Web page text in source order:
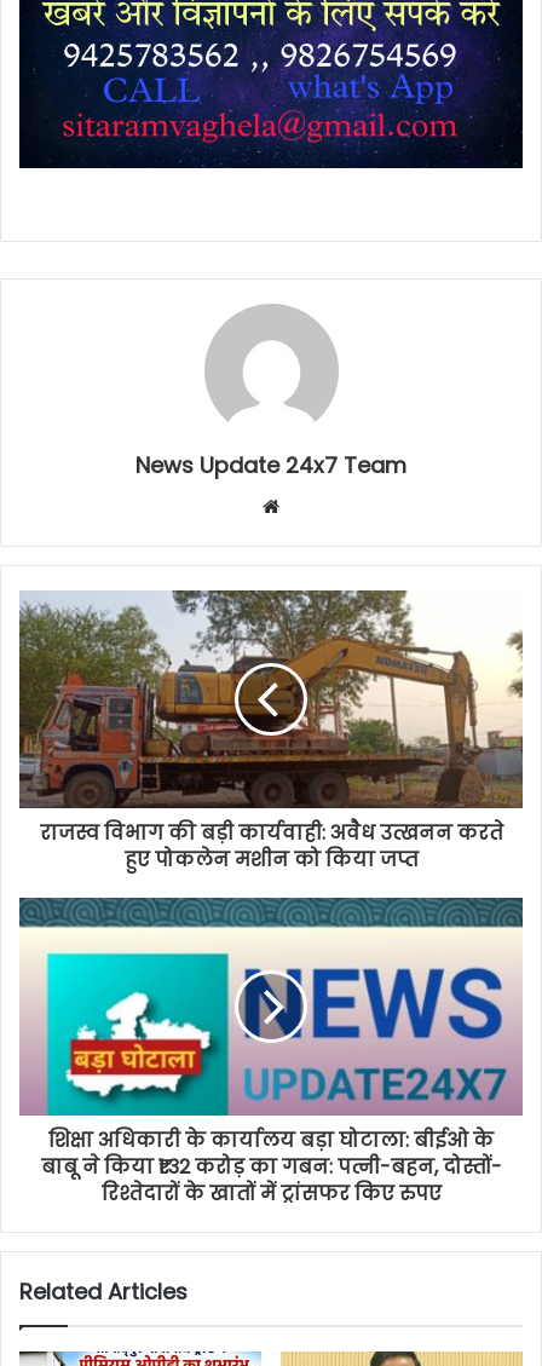
News Update 24x7 Team
Website
राजस्व विभाग की बड़ी कार्यवाही: अवैध उत्खनन करते
हुए पोकलेन मशीन को किया जप्त
शिक्षा अधिकारी के कार्यालय बड़ा घोटाला: बीईओ के
बाबू ने किया ₹1.32 करोड़ का गबन: पत्नी-बहन, दोस्तों-
रिश्तेदारों के खातों में ट्रांसफर किए रुपए
Related Articles